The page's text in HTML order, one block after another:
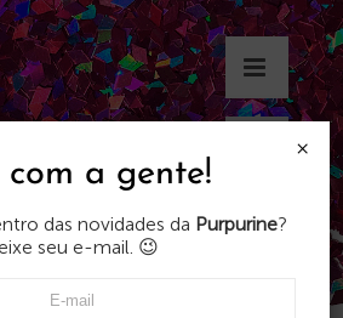
com a gente!
das novidades da Purpurine?
seu e-mail. 😉
×